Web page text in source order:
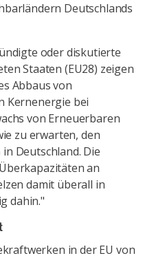
Deutschlands
oder diskutierte
Staaten (EU28) zeigen
Abbaus von
Kernenergie bei
von Erneuerbaren
zu erwarten, den
Deutschland. Die
an
damit überall in
dahin."
in der EU von